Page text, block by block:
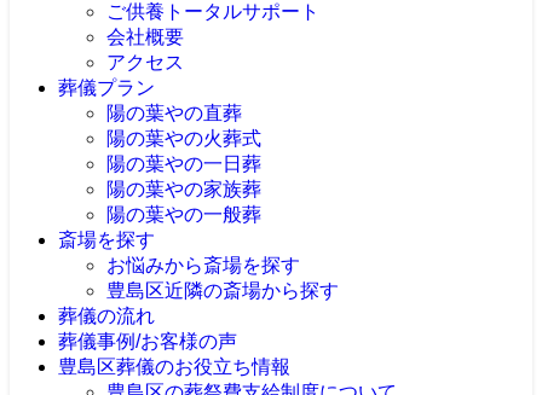
ご供養トータルサポート
会社概要
アクセス
葬儀プラン
陽の葉やの直葬
陽の葉やの火葬式
陽の葉やの一日葬
陽の葉やの家族葬
陽の葉やの一般葬
斎場を探す
お悩みから斎場を探す
豊島区近隣の斎場から探す
葬儀の流れ
葬儀事例/お客様の声
豊島区葬儀のお役立ち情報